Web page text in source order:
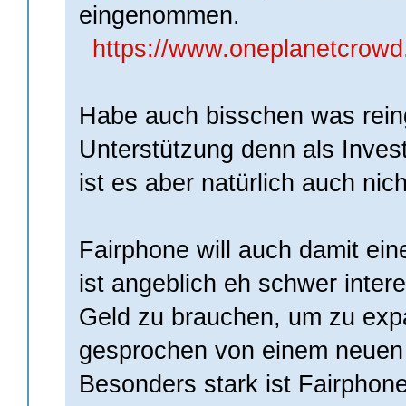
eingenommen.
https://
Habe auch bisschen was
Unterstützung denn als
ist es aber natürlich auch
Fairphone will auch damit
ist angeblich eh schwer
Geld zu brauchen, um zu
gesprochen von einem
Besonders stark ist